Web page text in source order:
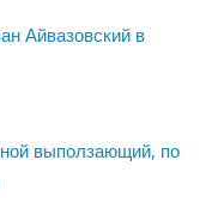
Айвазовский в
выползающий, по